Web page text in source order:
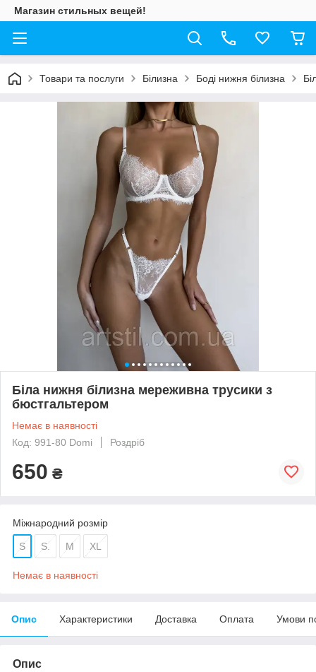
Магазин стильных вещей!
Товари та послуги Білизна Боді нижня білизна
Біла нижня білизна мереживна трусики з
бюстгальтером
Немає в наявності
Код: 991-80 Domi
Роздріб
650 ₴
Міжнародний розмір
S S. М XL
Немає в наявності
Опис Характеристики Доставка Оплата Умови
Опис